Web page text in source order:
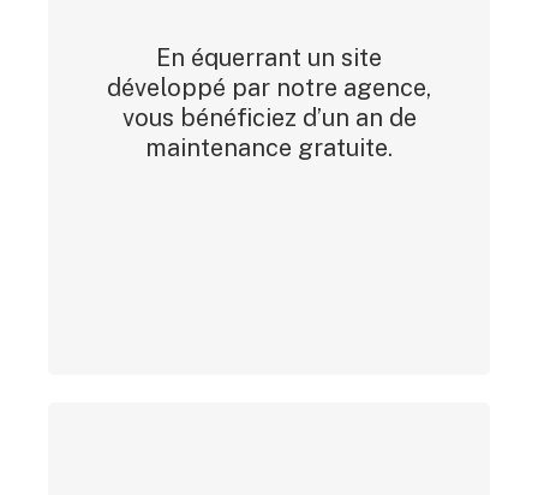
En équerrant un site
développé par notre agence,
vous bénéficiez d’un an de
maintenance gratuite.